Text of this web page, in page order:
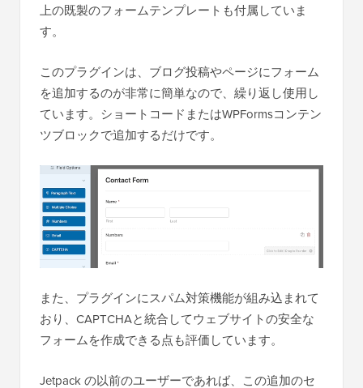
上の既製のフォームテンプレートも付属していま
す。
このプラグインは、ブログ投稿やページにフォーム
を追加するのが非常に簡単なので、繰り返し使用し
ています。ショートコードまたはWPFormsコンテン
ツブロックで追加するだけです。
また、プラグインにスパム対策機能が組み込まれて
おり、CAPTCHAと統合してウェブサイトの安全な
フォームを作成できる点も評価しています。
Jetpack の以前のユーザーであれば、この追加のセ